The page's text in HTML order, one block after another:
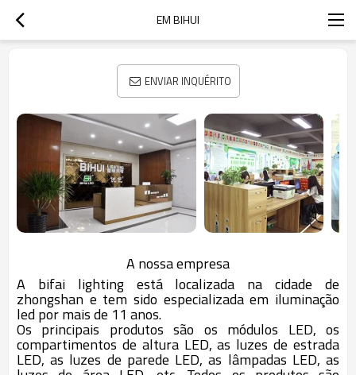
EM BIHUI
ENVIAR INQUÉRITO
A nossa empresa
A bifai lighting está localizada na cidade de
zhongshan e tem sido especializada em iluminação
led por mais de 11 anos.
Os principais produtos são os módulos LED, os
compartimentos de altura LED, as luzes de estrada
LED, as luzes de parede LED, as lâmpadas LED, as